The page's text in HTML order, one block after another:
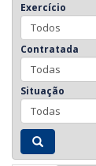
Exercício
Contratada
Situação